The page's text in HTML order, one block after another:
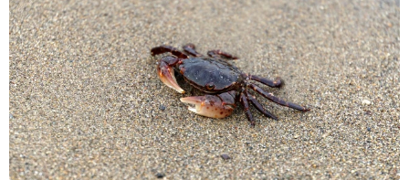
東京・千代田区の中央線高架に心ない落書き
歴史ある昌平橋架道橋の被害に怒りの声 「何
も分かってないし、センスも古い」「罰則強化
して」中将 タカノリ
2026.08.06
もしかすると「下山ダッシュ」 リニア中央新
幹線の長野県駅 在来線との乗り継ぎなし→な
ら走れば間に合うんじゃない？ 惜しい位置関
係が反響
中将 タカノリ